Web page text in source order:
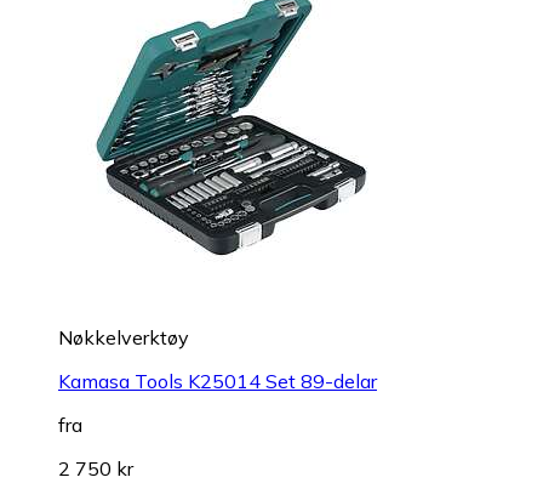
Nøkkelverktøy
Kamasa Tools K25014 Set 89-delar
fra
2 750 kr